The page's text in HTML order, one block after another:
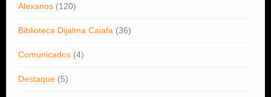
Alexanos (120)
Biblioteca Dijalma Caiafa (36)
Comunicados (4)
Destaque (5)